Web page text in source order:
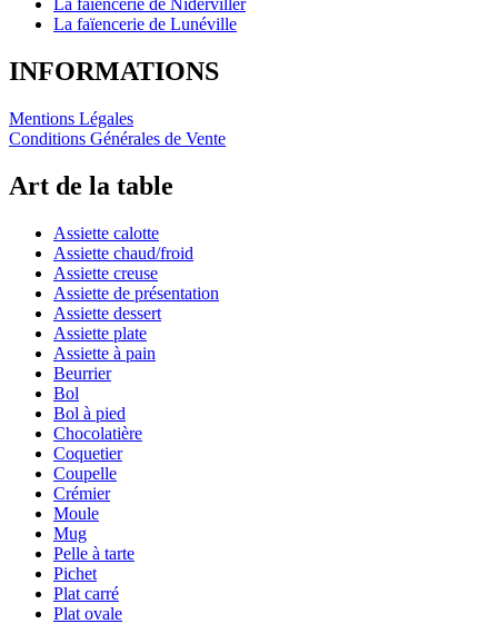
La faïencerie de Niderviller
La faïencerie de Lunéville
INFORMATIONS
Mentions Légales
Conditions Générales de Vente
Art de la table
Assiette calotte
Assiette chaud/froid
Assiette creuse
Assiette de présentation
Assiette dessert
Assiette plate
Assiette à pain
Beurrier
Bol
Bol à pied
Chocolatière
Coquetier
Coupelle
Crémier
Moule
Mug
Pelle à tarte
Pichet
Plat carré
Plat ovale